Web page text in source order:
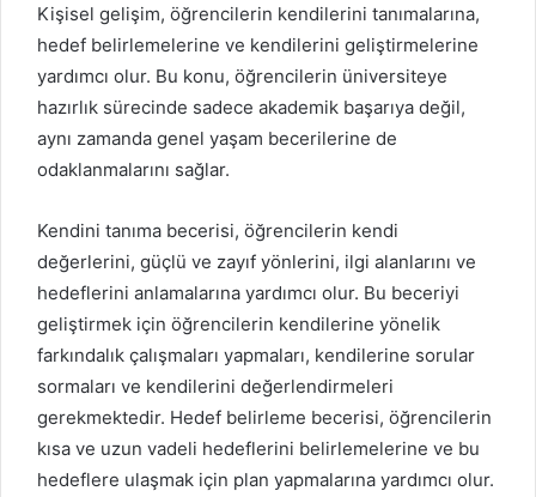
Kişisel gelişim, öğrencilerin kendilerini tanımalarına,
hedef belirlemelerine ve kendilerini geliştirmelerine
yardımcı olur. Bu konu, öğrencilerin üniversiteye
hazırlık sürecinde sadece akademik başarıya değil,
aynı zamanda genel yaşam becerilerine de
odaklanmalarını sağlar.
Kendini tanıma becerisi, öğrencilerin kendi
değerlerini, güçlü ve zayıf yönlerini, ilgi alanlarını ve
hedeflerini anlamalarına yardımcı olur. Bu beceriyi
geliştirmek için öğrencilerin kendilerine yönelik
farkındalık çalışmaları yapmaları, kendilerine sorular
sormaları ve kendilerini değerlendirmeleri
gerekmektedir. Hedef belirleme becerisi, öğrencilerin
kısa ve uzun vadeli hedeflerini belirlemelerine ve bu
hedeflere ulaşmak için plan yapmalarına yardımcı olur.